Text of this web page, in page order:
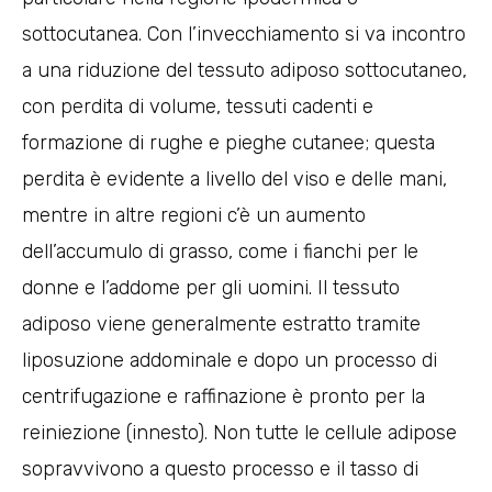
sottocutanea. Con l’invecchiamento si va incontro
a una riduzione del tessuto adiposo sottocutaneo,
con perdita di volume, tessuti cadenti e
formazione di rughe e pieghe cutanee; questa
perdita è evidente a livello del viso e delle mani,
mentre in altre regioni c’è un aumento
dell’accumulo di grasso, come i fianchi per le
donne e l’addome per gli uomini. Il tessuto
adiposo viene generalmente estratto tramite
liposuzione addominale e dopo un processo di
centrifugazione e raffinazione è pronto per la
reiniezione (innesto). Non tutte le cellule adipose
sopravvivono a questo processo e il tasso di